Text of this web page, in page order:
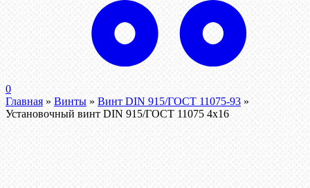
0
Главная » Винты » Винт DIN 915/ГОСТ 11075-93 »
Установочный винт DIN 915/ГОСТ 11075 4х16